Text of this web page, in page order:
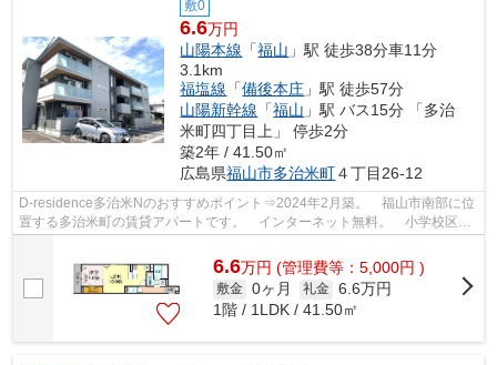
敷0
6.6万円
山陽本線 「福山 」駅 徒歩38分車11分
3.1km
福塩線 「備後本庄 」駅 徒歩57分
山陽新幹線 「福山 」駅 バス15分 「多治
米町四丁目上」 停歩2分
築2年 / 41.50㎡
広島県福山市多治米町４丁目26-12
D-residence多治米Nのおすすめポイント⇒2024年2月築。 福山市南部に位
置する多治米町の賃貸アパートです。 インターネット無料。 小学校区は
多治米小学校です！ 徒歩約4分のところ...
6.6万円 (管理費等：5,000円 )
敷金 0ヶ月 礼金 6.6万円
1階 / 1LDK / 41.50㎡